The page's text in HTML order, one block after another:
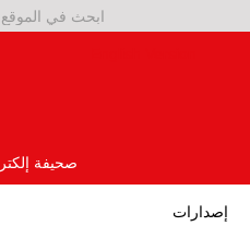
صحيفة
إصدارات